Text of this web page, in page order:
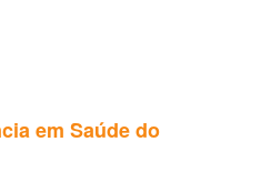
em Saúde do